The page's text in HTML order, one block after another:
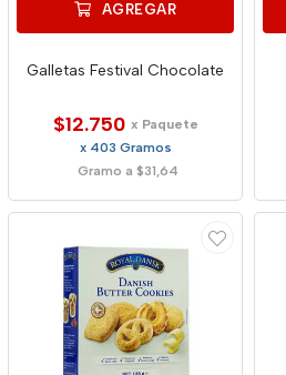
AGREGAR
Galletas Festival Chocolate
$12.750 x Paquete
x 403 Gramos
Gramo a $31,64